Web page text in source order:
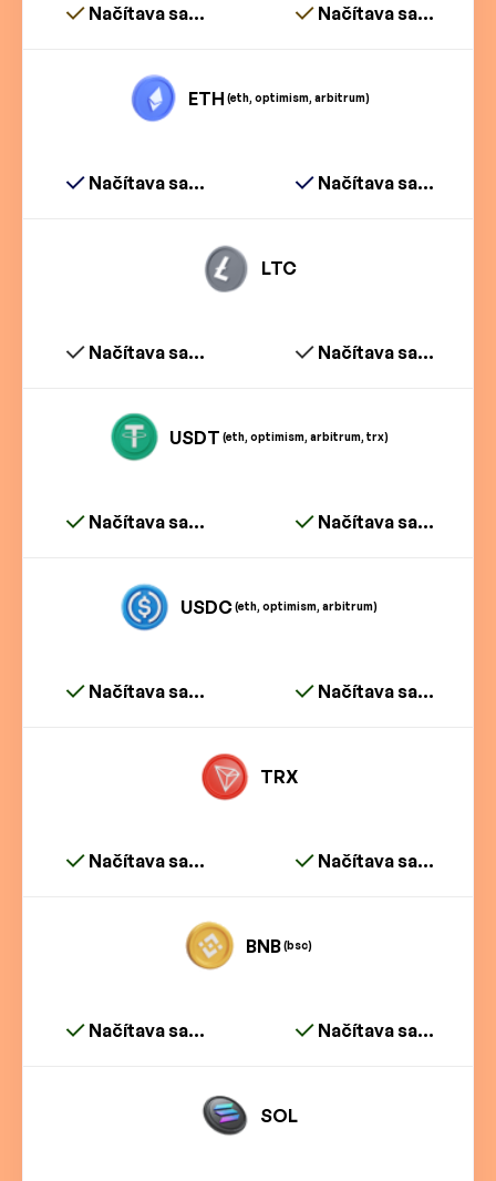
Načítava sa... Načítava sa...
ETH (eth, optimism, arbitrum)
Načítava sa... Načítava sa...
LTC
Načítava sa... Načítava sa...
USDT (eth, optimism, arbitrum, trx)
Načítava sa... Načítava sa...
USDC(eth, optimism, arbitrum)
Načítava sa... Načítava sa...
TRX
Načítava sa... Načítava sa...
BNB(bsc)
Načítava sa... Načítava sa...
SOL